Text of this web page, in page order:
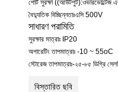
পোর্ট সুরক্ষা ((আউটপুট):ওভারভোল্টেজ
বৈদ্যুতিক বিচ্ছিন্নতাঃএসি 500V
সাধারণ পরামিতি
সুরক্ষার মাত্রাঃ IP20
অপারেটিং তাপমাত্রাঃ -10 ~ 55oC
স্টোরেজ তাপমাত্রাঃ-২৫-৮৫ ডিগ্রি
বিস্তারিত ছবি